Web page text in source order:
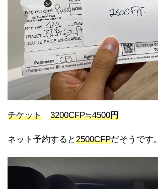
チケット 3200CFP≒4500円
ネット予約すると2500CFPだそうです。